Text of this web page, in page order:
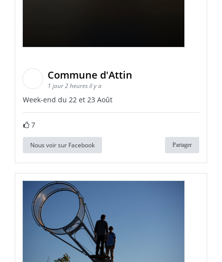
Commune d'Attin
1 jour 2 heures il y a
Week-end du 22 et 23 Août
7
Nous voir sur Facebook Partager